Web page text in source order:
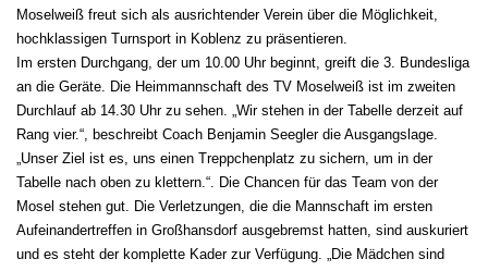
Moselweiß freut sich als ausrichtender Verein über die Möglichkeit,
hochklassigen Turnsport in Koblenz zu präsentieren.
Im ersten Durchgang, der um 10.00 Uhr beginnt, greift die 3. Bundesliga
an die Geräte. Die Heimmannschaft des TV Moselweiß ist im zweiten
Durchlauf ab 14.30 Uhr zu sehen. „Wir stehen in der Tabelle derzeit auf
Rang vier.“, beschreibt Coach Benjamin Seegler die Ausgangslage.
„Unser Ziel ist es, uns einen Treppchenplatz zu sichern, um in der
Tabelle nach oben zu klettern.“. Die Chancen für das Team von der
Mosel stehen gut. Die Verletzungen, die die Mannschaft im ersten
Aufeinandertreffen in Großhansdorf ausgebremst hatten, sind auskuriert
und es steht der komplette Kader zur Verfügung. „Die Mädchen sind